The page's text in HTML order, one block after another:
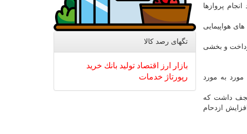
پروازها
هواپیمایی
و بخشی
مورد به مورد
روزانه از ۲۰ مهر ماه تا كنون بطور متوسط ۷ پرواز به نجف داشت كه
ازدحام
تگهای رصد كالا
بازار ارز اقتصاد تولید بانك خرید
رپورتاژ خدمات